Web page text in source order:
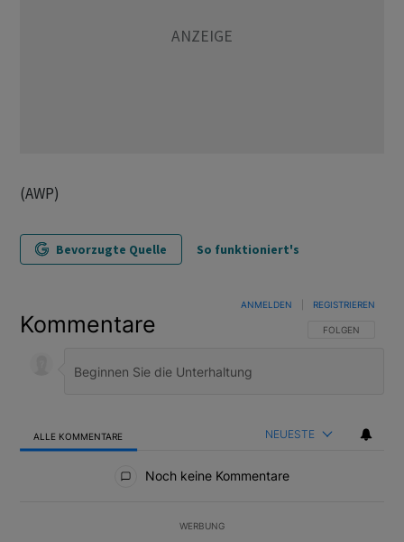
(AWP)
Bevorzugte Quelle So funktioniert's
Kommentare FOLGE DIESER
FOLGEN
ANMELDEN REGISTRIEREN
ALLE KOMMENTARE NEUESTE
Noch keine Kommentare
WERBUNG